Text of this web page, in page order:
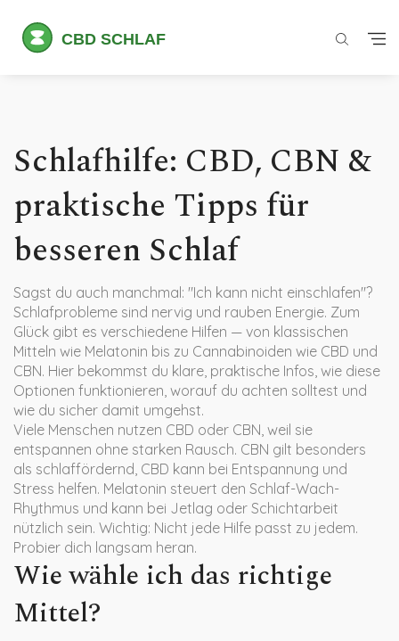
Schlafhilfe: CBD, CBN &
praktische Tipps für
besseren Schlaf
Sagst du auch manchmal: "Ich kann nicht einschlafen"?
Schlafprobleme sind nervig und rauben Energie. Zum
Glück gibt es verschiedene Hilfen — von klassischen
Mitteln wie Melatonin bis zu Cannabinoiden wie CBD und
CBN. Hier bekommst du klare, praktische Infos, wie diese
Optionen funktionieren, worauf du achten solltest und
wie du sicher damit umgehst.
Viele Menschen nutzen CBD oder CBN, weil sie
entspannen ohne starken Rausch. CBN gilt besonders
als schlaffördernd, CBD kann bei Entspannung und
Stress helfen. Melatonin steuert den Schlaf-Wach-
Rhythmus und kann bei Jetlag oder Schichtarbeit
nützlich sein. Wichtig: Nicht jede Hilfe passt zu jedem.
Probier dich langsam heran.
Wie wähle ich das richtige
Mittel?